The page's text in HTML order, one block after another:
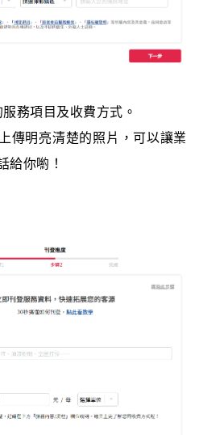
務項目及收費方式。
傳明亮清楚的照片，可以讓業
給你喲！